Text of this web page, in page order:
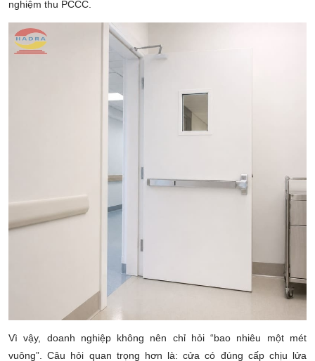
nghiệm thu PCCC.
Vì vậy, doanh nghiệp không nên chỉ hỏi “bao nhiêu một mét
vuông”. Câu hỏi quan trọng hơn là: cửa có đúng cấp chịu lửa